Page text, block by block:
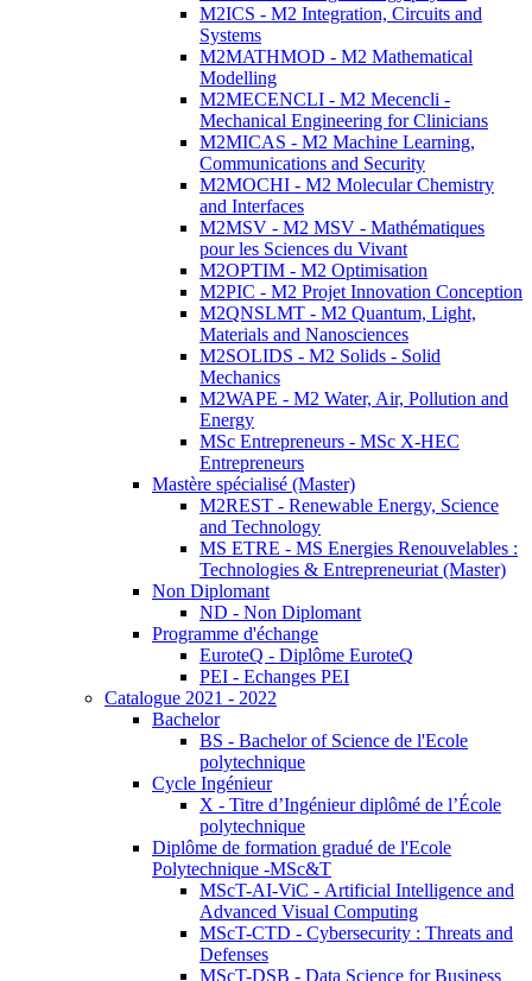
M2ICS - M2 Integration, Circuits and
Systems
M2MATHMOD - M2 Mathematical
Modelling
M2MECENCLI - M2 Mecencli -
Mechanical Engineering for Clinicians
M2MICAS - M2 Machine Learning,
Communications and Security
M2MOCHI - M2 Molecular Chemistry
and Interfaces
M2MSV - M2 MSV - Mathématiques
pour les Sciences du Vivant
M2OPTIM - M2 Optimisation
M2PIC - M2 Projet Innovation Conception
M2QNSLMT - M2 Quantum, Light,
Materials and Nanosciences
M2SOLIDS - M2 Solids - Solid
Mechanics
M2WAPE - M2 Water, Air, Pollution and
Energy
MSc Entrepreneurs - MSc X-HEC
Entrepreneurs
Mastère spécialisé (Master)
M2REST - Renewable Energy, Science
and Technology
MS ETRE - MS Energies Renouvelables :
Technologies & Entrepreneuriat (Master)
Non Diplomant
ND - Non Diplomant
Programme d'échange
EuroteQ - Diplôme EuroteQ
PEI - Echanges PEI
Catalogue 2021 - 2022
Bachelor
BS - Bachelor of Science de l'Ecole
polytechnique
Cycle Ingénieur
X - Titre d’Ingénieur diplômé de l’École
polytechnique
Diplôme de formation gradué de l'Ecole
Polytechnique -MSc&T
MScT-AI-ViC - Artificial Intelligence and
Advanced Visual Computing
MScT-CTD - Cybersecurity : Threats and
Defenses
MScT-DSB - Data Science for Business